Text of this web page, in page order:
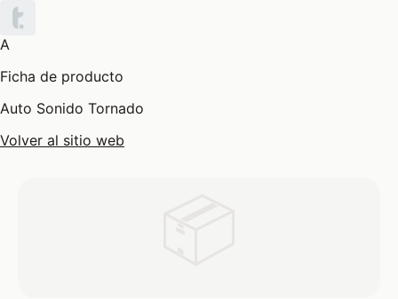
A
Ficha de producto
Auto Sonido Tornado
Volver al sitio web